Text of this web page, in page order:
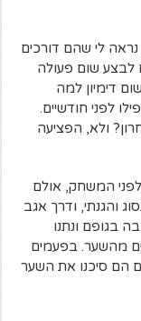
לי שהם דורכים
לבצע שום פעולה
דימיון למה
לפני חודשיים.
ולא, הפציעה
לפני המשחק, אולם
והגנתי, ודרך אגב
בגופם ונתנו
מהשער. בפעמים
הם סיכנו את השער